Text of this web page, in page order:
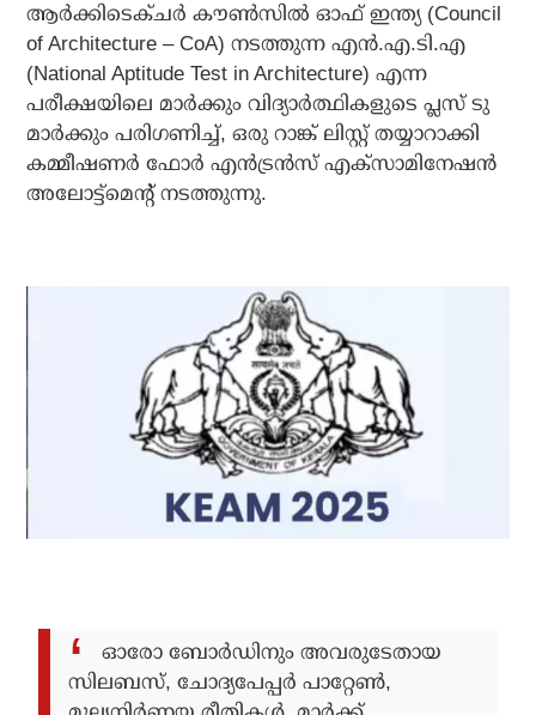
ആർക്കിടെക്ചർ കൗൺസിൽ ഓഫ് ഇന്ത്യ (Council
of Architecture – CoA) നടത്തുന്ന എൻ.എ.ടി.എ
(National Aptitude Test in Architecture) എന്ന
പരീക്ഷയിലെ മാർക്കും വിദ്യാർത്ഥികളുടെ പ്ലസ് ടു
മാർക്കും പരിഗണിച്ച്, ഒരു റാങ്ക് ലിസ്റ്റ് തയ്യാറാക്കി
കമ്മീഷണർ ഫോർ എൻട്രൻസ് എക്സാമിനേഷൻ
അലോട്ട്‌മെൻ്റ് നടത്തുന്നു.
ഓരോ ബോർഡിനും അവരുടേതായ
സിലബസ്, ചോദ്യപേപ്പർ പാറ്റേൺ,